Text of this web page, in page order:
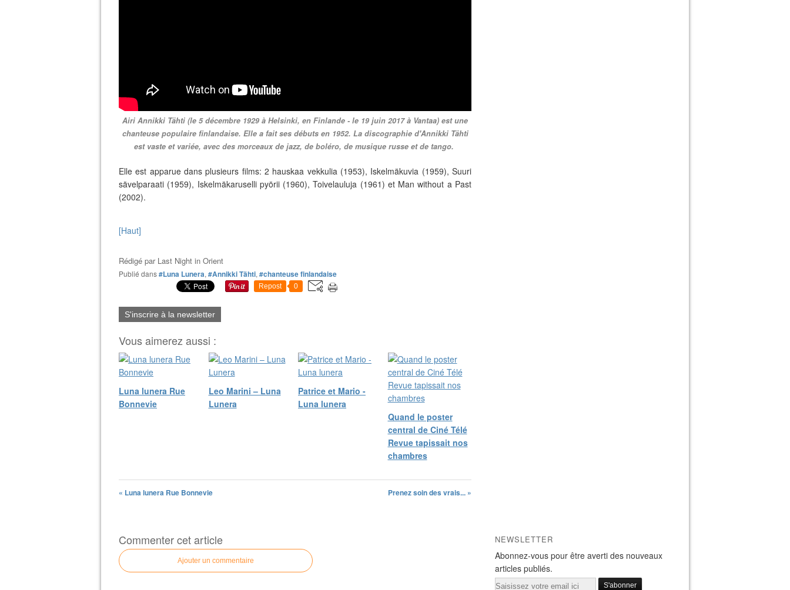
Airi Annikki Tähti (le 5 décembre 1929 à Helsinki, en Finlande - le 19 juin 2017 à Vantaa) est une
chanteuse populaire finlandaise. Elle a fait ses débuts en 1952. La discographie d'Annikki Tähti
est vaste et variée, avec des morceaux de jazz, de boléro, de musique russe et de tango.
Elle est apparue dans plusieurs films: 2 hauskaa vekkulia (1953), Iskelmäkuvia (1959), Suuri
sävelparaati (1959), Iskelmäkaruselli pyörii (1960), Toivelauluja (1961) et Man without a Past
(2002).
[Haut]
Rédigé par Last Night in Orient
Publié dans#Luna Lunera, #Annikki Tähti, #chanteuse finlandaise
Repost 0
S'inscrire à la newsletter
Vous aimerez aussi :
Luna lunera Rue
Bonnevie
Leo Marini – Luna
Lunera
Patrice et Mario -
Luna lunera
Quand le poster
central de Ciné Télé
Revue tapissait nos
chambres
« Luna lunera Rue Bonnevie Prenez soin des vrais... »
Commenter cet article
Ajouter un commentaire
NEWSLETTER
Abonnez-vous pour être averti des nouveaux
articles publiés.
Email